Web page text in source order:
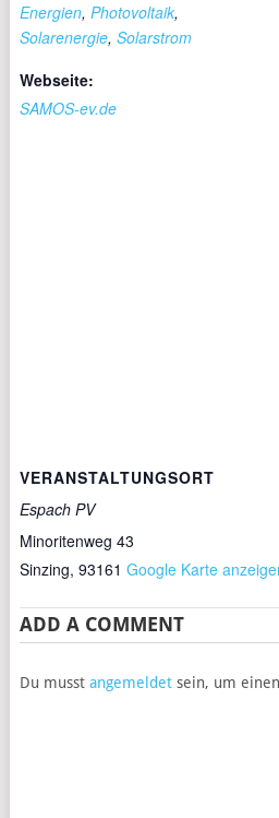
Energien, Photovoltaik,
Solarenergie, Solarstrom
Webseite:
SAMOS-ev.de
VERANSTALTUNGSORT
Espach PV
Minoritenweg 43
Sinzing, 93161 Google Karte
ADD A COMMENT
Du musst angemeldetsein, um